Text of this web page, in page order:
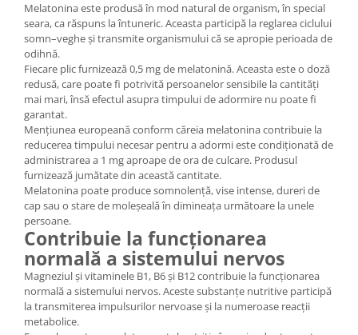
Melatonina este produsă în mod natural de organism, în special
seara, ca răspuns la întuneric. Aceasta participă la reglarea ciclului
somn–veghe și transmite organismului că se apropie perioada de
odihnă.
Fiecare plic furnizează 0,5 mg de melatonină. Aceasta este o doză
redusă, care poate fi potrivită persoanelor sensibile la cantități
mai mari, însă efectul asupra timpului de adormire nu poate fi
garantat.
Mențiunea europeană conform căreia melatonina contribuie la
reducerea timpului necesar pentru a adormi este condiționată de
administrarea a 1 mg aproape de ora de culcare. Produsul
furnizează jumătate din această cantitate.
Melatonina poate produce somnolență, vise intense, dureri de
cap sau o stare de moleșeală în dimineața următoare la unele
persoane.
Contribuie la funcționarea
normală a sistemului nervos
Magneziul și vitaminele B1, B6 și B12 contribuie la funcționarea
normală a sistemului nervos. Aceste substanțe nutritive participă
la transmiterea impulsurilor nervoase și la numeroase reacții
metabolice.